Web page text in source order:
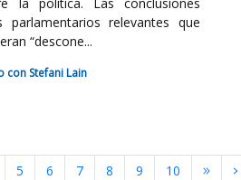
parlamentarios relevantes que
“descone...
con Stefani Lain
5 6 7 8 9 10